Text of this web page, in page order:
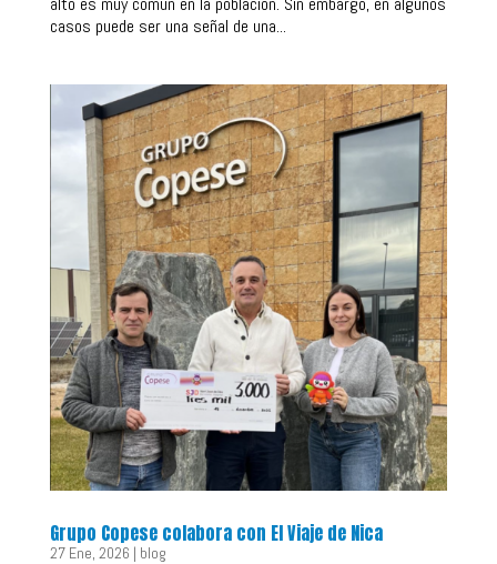
casos puede ser una señal de una...
Grupo Copese colabora con El Viaje de Nica
27 Ene, 2026 | blog